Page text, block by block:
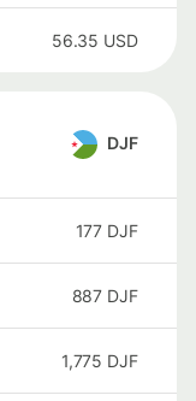
56.35 USD
DJF
177 DJF
887 DJF
1,775 DJF